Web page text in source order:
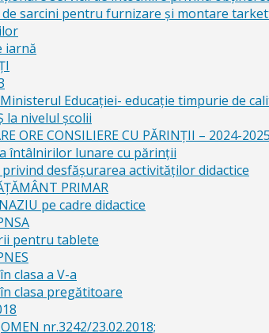
de sarcini pentru furnizare și montare
iarnă
Educației- educație timpurie de
la nivelul şcolii
ORE CONSILIERE CU PĂRINȚII – 2024-2025
întâlnirilor lunare cu părinții
desfășurarea activităților didactice
PRIMAR
pe cadre didactice
pentru tablete
clasa a V-a
clasa pregătitoare
OMEN nr.3242/23.02.2018;